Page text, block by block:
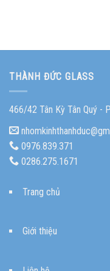
THÀNH ĐỨC GLASS
466/42 Tân Kỳ Tân Quý -
0976.839.371
0286.275.1671
Trang chủ
Giới thiệu